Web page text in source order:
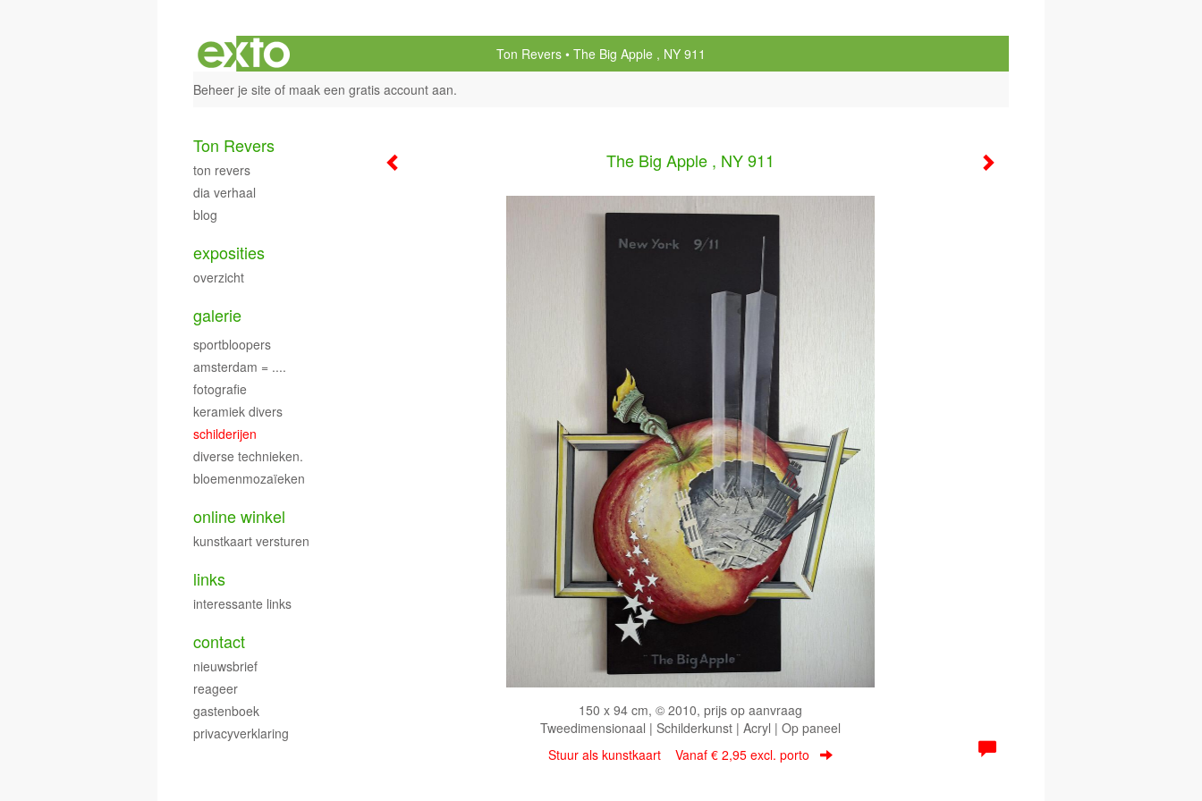
Ton Revers
The Big Apple , NY 911
Beheer je site of maak een gratis account aan.
The Big Apple , NY 911
150 x 94 cm, © 2010, prijs op aanvraag
Tweedimensionaal | Schilderkunst | Acryl | Op paneel
Stuur als kunstkaart Vanaf € 2,95 excl. porto
Ton Revers
ton revers
dia verhaal
blog
exposities
overzicht
galerie
sportbloopers
amsterdam = ....
fotografie
keramiek divers
schilderijen
diverse technieken.
bloemenmozaïeken
online winkel
kunstkaart versturen
links
interessante links
contact
nieuwsbrief
reageer
gastenboek
privacyverklaring